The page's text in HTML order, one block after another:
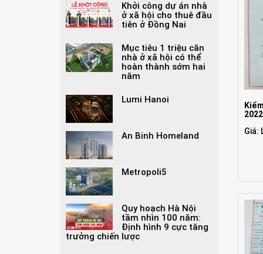
2022
Giá:
Khởi công dự án nhà
ở xã hội cho thuê đầu
tiên ở Đồng Nai
Mục tiêu 1 triệu căn
nhà ở xã hội có thể
hoàn thành sớm hai
năm
Lumi Hanoi
An Binh Homeland
Metropoli5
Quy hoạch Hà Nội
tầm nhìn 100 năm:
Định hình 9 cực tăng
trưởng chiến lược